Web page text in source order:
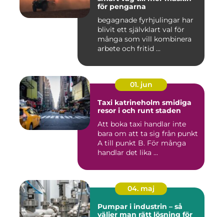
för pengarna
begagnade fyrhjulingar har
blivit ett självklart val för
många som vill kombinera
arbete och fritid ...
01. jun
Taxi katrineholm smidiga
resor i och runt staden
Att boka taxi handlar inte
bara om att ta sig från punkt
A till punkt B. För många
handlar det lika ...
04. maj
Pumpar i industrin – så
väljer man rätt lösning för